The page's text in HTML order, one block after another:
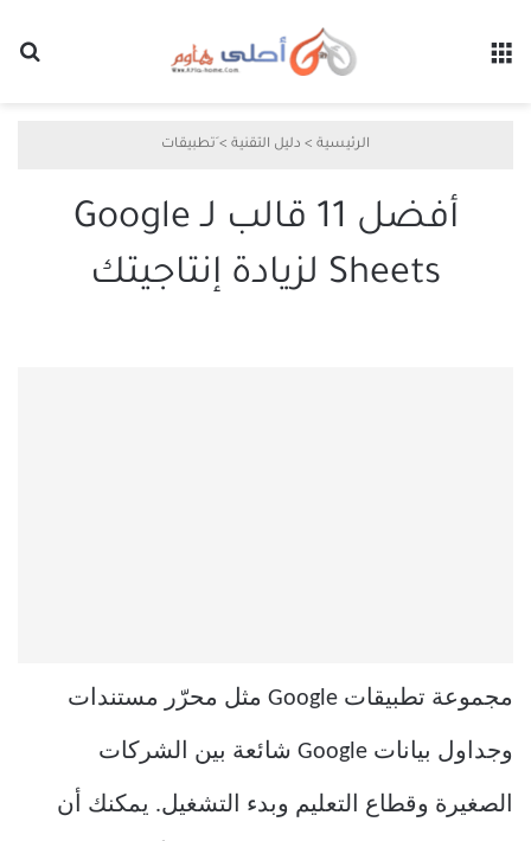
الرئيسية > دليل التقنية > َتطبيقات
أفضل 11 قالب لـ Google
Sheets لزيادة إنتاجيتك
مجموعة تطبيقات Google مثل محرّر مستندات
وجداول بيانات Google شائعة بين الشركات
الصغيرة وقطاع التعليم وبدء التشغيل. يمكنك أن